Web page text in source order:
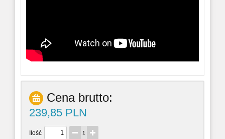
Cena brutto:
239,85 PLN
Ilość 1